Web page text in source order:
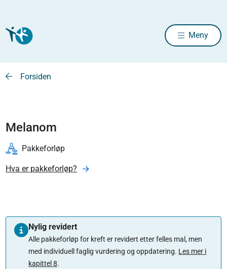
Meny
Forsiden
Melanom
Pakkeforløp
Hva er pakkeforløp?
Nylig revidert
Alle pakkeforløp for kreft er revidert etter felles mal, men
med individuell faglig vurdering og oppdatering. Les mer i
kapittel 8.